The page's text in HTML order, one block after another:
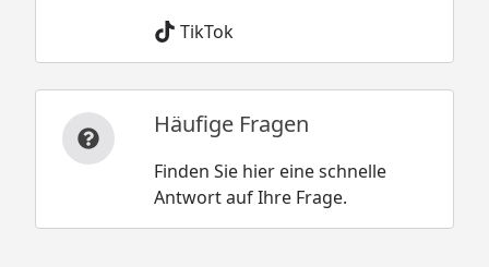
TikTok
Häufige Fragen
Finden Sie hier eine schnelle
Antwort auf Ihre Frage.